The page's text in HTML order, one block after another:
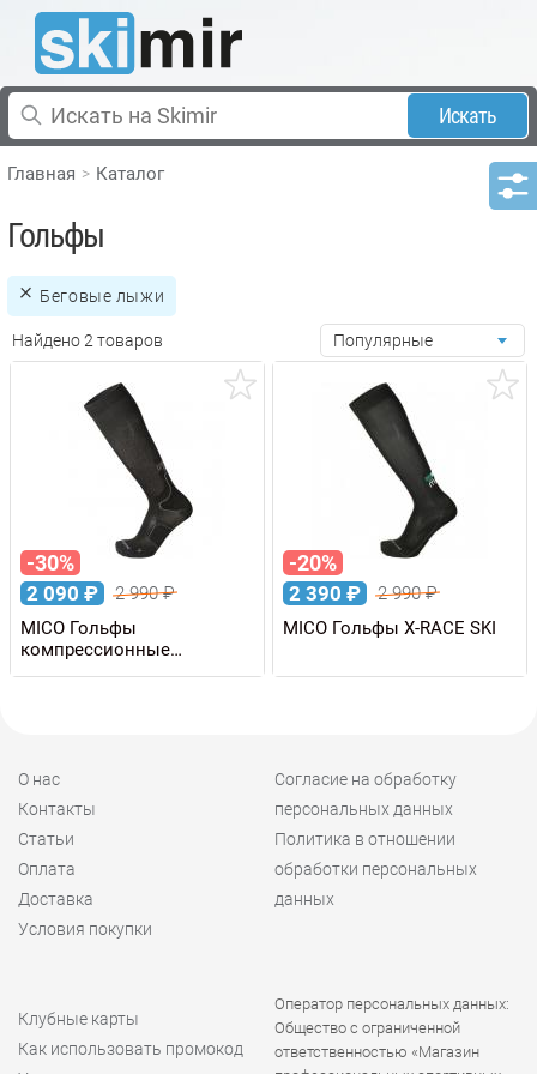
Искать
Главная Каталог
Гольфы
Беговые лыжи
Найдено 2 товаров Популярные
-30%
2 090 ₽ 2 990₽
MICO Гольфы
компрессионные
COMPRESSION OXI-JET
-20%
2 390 ₽ 2 990₽
MICO Гольфы X-RACE SKI
О нас
Контакты
Статьи
Оплата
Доставка
Условия покупки
Согласие на обработку
персональных данных
Политика в отношении
обработки персональных
данных
Клубные карты
Как использовать промокод
Оператор персональных данных:
Общество с ограниченной
ответственностью «Магазин